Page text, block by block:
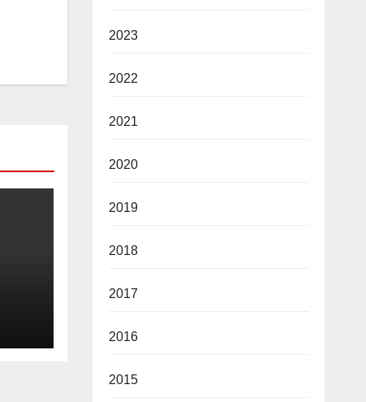
2023
2022
2021
2020
2019
2018
2017
2016
2015